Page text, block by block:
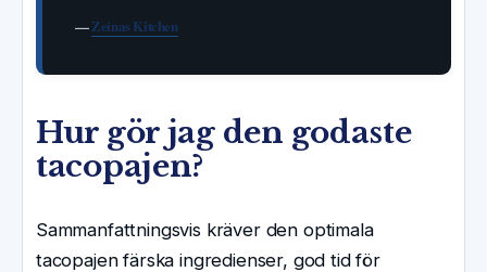
—Zeinas Kitchen
Hur gör jag den godaste
tacopajen?
Sammanfattningsvis kräver den optimala
tacopajen färska ingredienser, god tid för